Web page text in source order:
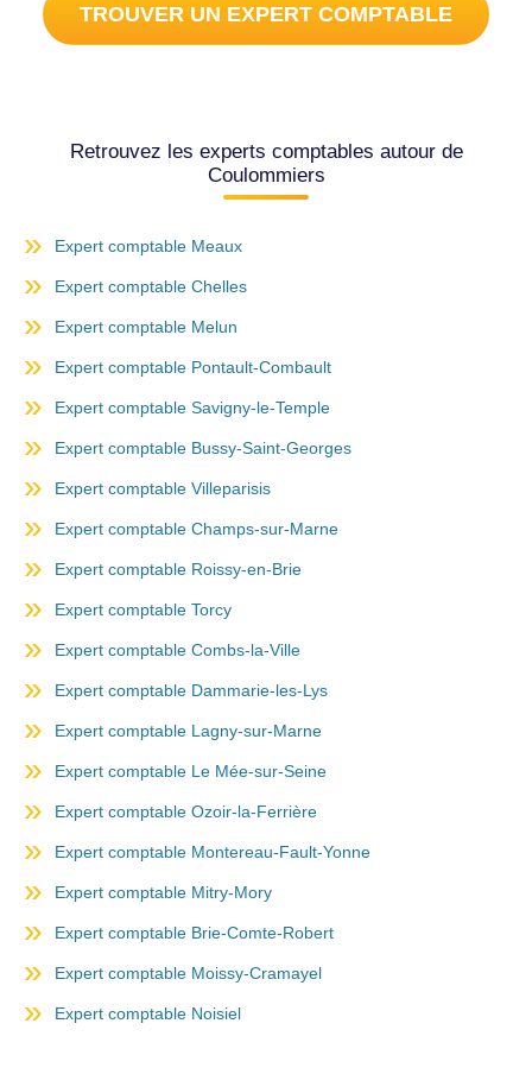
TROUVER UN EXPERT COMPTABLE
Retrouvez les experts comptables autour de
Coulommiers
Expert comptable Meaux
Expert comptable Chelles
Expert comptable Melun
Expert comptable Pontault-Combault
Expert comptable Savigny-le-Temple
Expert comptable Bussy-Saint-Georges
Expert comptable Villeparisis
Expert comptable Champs-sur-Marne
Expert comptable Roissy-en-Brie
Expert comptable Torcy
Expert comptable Combs-la-Ville
Expert comptable Dammarie-les-Lys
Expert comptable Lagny-sur-Marne
Expert comptable Le Mée-sur-Seine
Expert comptable Ozoir-la-Ferrière
Expert comptable Montereau-Fault-Yonne
Expert comptable Mitry-Mory
Expert comptable Brie-Comte-Robert
Expert comptable Moissy-Cramayel
Expert comptable Noisiel